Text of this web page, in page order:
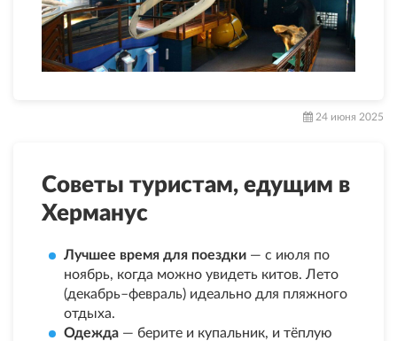
24 июня 2025
Советы туристам, едущим в
Херманус
Лучшее время для поездки — с июля по
ноябрь, когда можно увидеть китов. Лето
(декабрь–февраль) идеально для пляжного
отдыха.
Одежда — берите и купальник, и тёплую